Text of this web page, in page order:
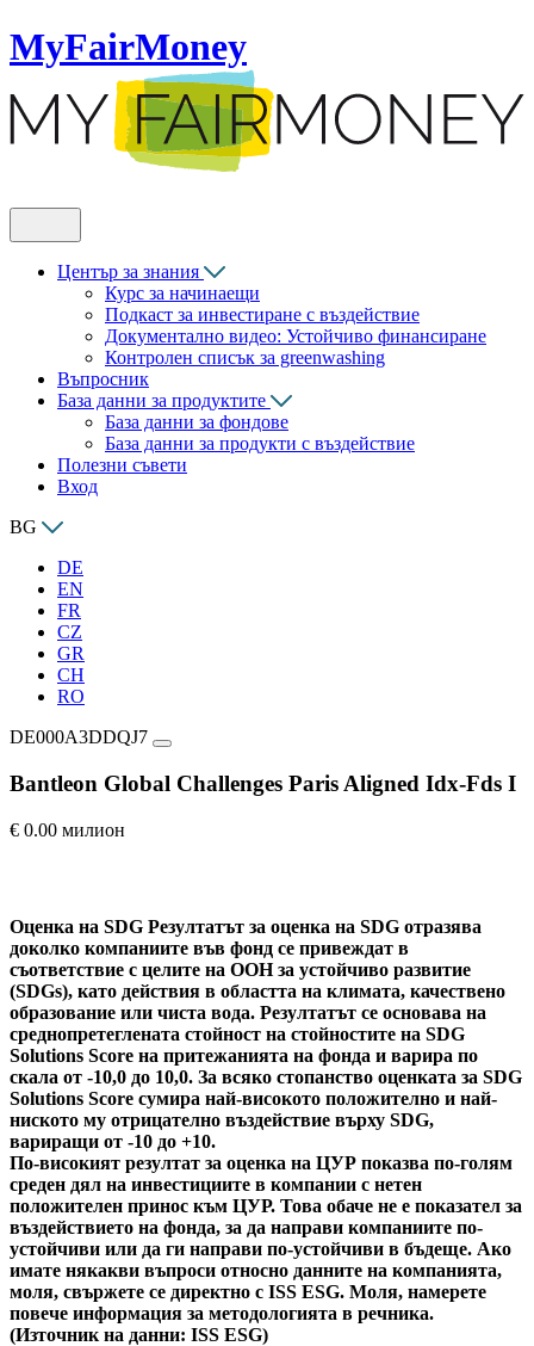
MyFairMoney
Център за знания
Курс за начинаещи
Подкаст за инвестиране с въздействие
Документално видео: Устойчиво финансиране
Контролен списък за greenwashing
Въпросник
База данни за продуктите
База данни за фондове
База данни за продукти с въздействие
Полезни съвети
Вход
BG
DE
EN
FR
CZ
GR
CH
RO
DE000A3DDQJ7
Bantleon Global Challenges Paris Aligned Idx-Fds I
€ 0.00 милион
Оценка на SDG Резултатът за оценка на SDG отразява
доколко компаниите във фонд се привеждат в
съответствие с целите на ООН за устойчиво развитие
(SDGs), като действия в областта на климата, качествено
образование или чиста вода. Резултатът се основава на
среднопретеглената стойност на стойностите на SDG
Solutions Score на притежанията на фонда и варира по
скала от -10,0 до 10,0. За всяко стопанство оценката за SDG
Solutions Score сумира най-високото положително и най-
ниското му отрицателно въздействие върху SDG,
вариращи от -10 до +10.
По-високият резултат за оценка на ЦУР показва по-голям
среден дял на инвестициите в компании с нетен
положителен принос към ЦУР. Това обаче не е показател за
въздействието на фонда, за да направи компаниите по-
устойчиви или да ги направи по-устойчиви в бъдеще. Ако
имате някакви въпроси относно данните на компанията,
моля, свържете се директно с ISS ESG. Моля, намерете
повече информация за методологията в речника.
(Източник на данни: ISS ESG)